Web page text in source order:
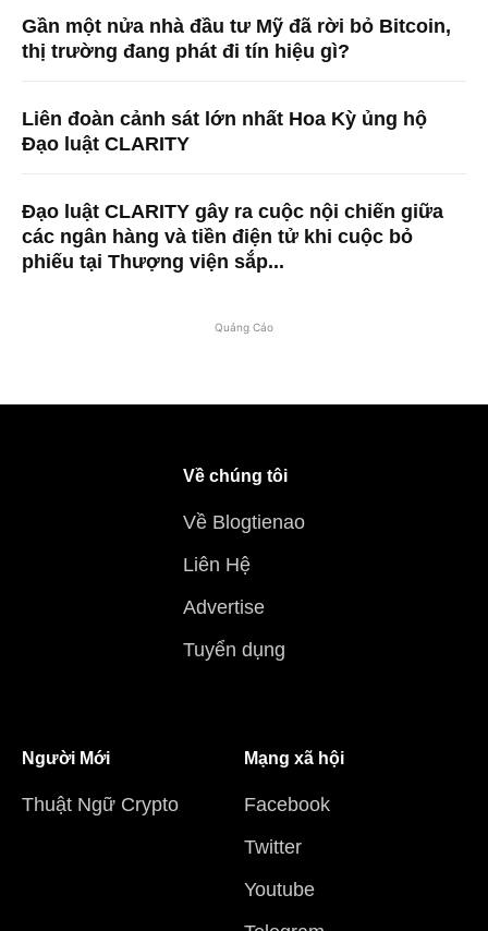
Gần một nửa nhà đầu tư Mỹ đã rời bỏ Bitcoin,
thị trường đang phát đi tín hiệu gì?
Liên đoàn cảnh sát lớn nhất Hoa Kỳ ủng hộ
Đạo luật CLARITY
Đạo luật CLARITY gây ra cuộc nội chiến giữa
các ngân hàng và tiền điện tử khi cuộc bỏ
phiếu tại Thượng viện sắp...
Quảng Cáo
Về chúng tôi
Về Blogtienao
Liên Hệ
Advertise
Tuyển dụng
Người Mới
Thuật Ngữ Crypto
Mạng xã hội
Facebook
Twitter
Youtube